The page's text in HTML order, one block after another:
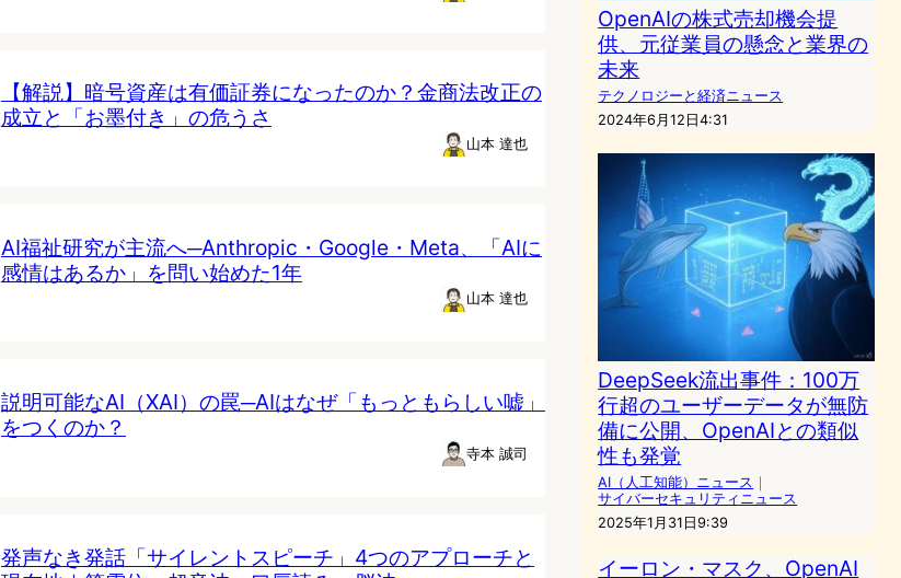
【解説】暗号資産は有価証券になったのか？金商法改正の
成立と「お墨付き」の危うさ
山本 達也
AI福祉研究が主流へ─Anthropic・Google・Meta、「AIに
感情はあるか」を問い始めた1年
山本 達也
説明可能なAI（XAI）の罠─AIはなぜ「もっともらしい嘘」
をつくのか？
寺本 誠司
発声なき発話「サイレントスピーチ」4つのアプローチと
OpenAIの株式売却機会提
供、元従業員の懸念と業界の
未来
テクノロジーと経済ニュース
2024年6月12日4:31
DeepSeek流出事件：100万
行超のユーザーデータが無防
備に公開、OpenAIとの類似
性も発覚
AI（人工知能）ニュース ｜
サイバーセキュリティニュース
2025年1月31日9:39
イーロン・マスク、OpenAI